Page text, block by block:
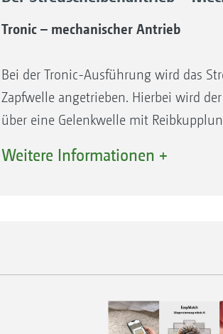
Mengeneffektfreie Dosieröffnung
unverändert und präzise. Somit muss
Tronic – mechanischer Antrieb
Bei der Tronic-Ausführung wird das
Zapfwelle angetrieben. Hierbei wird
über eine Gelenkwelle mit
Drehzahl des Traktors übersetzt,
Ihre Vorteile
In Kombination mit dem
Section Control mit 16 Teilbreiten
Weitere Informationen +